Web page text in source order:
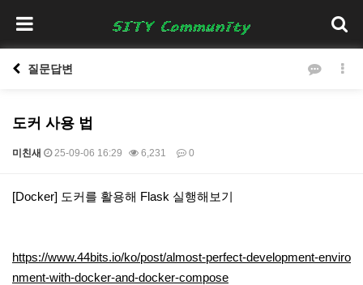
질문답변
도커 사용 법
미친새 25-09-06 16:29 6,231 0
본문
[Docker] 도커를 활용해 Flask 실행해보기
https://www.44bits.io/ko/post/almost-perfect-development-enviro
nment-with-docker-and-docker-compose